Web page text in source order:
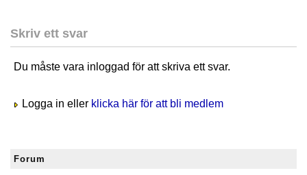
Skriv ett svar
Du måste vara inloggad för att skriva ett svar.
Logga in eller klicka här för att bli medlem
Forum